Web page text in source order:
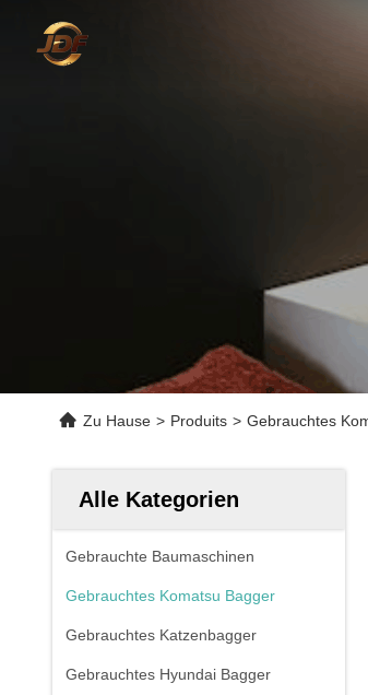
Zu Hause > Produits > Gebrauchtes
Alle Kategorien
Gebrauchte Baumaschinen
Gebrauchtes Komatsu Bagger
Gebrauchtes Katzenbagger
Gebrauchtes Hyundai Bagger